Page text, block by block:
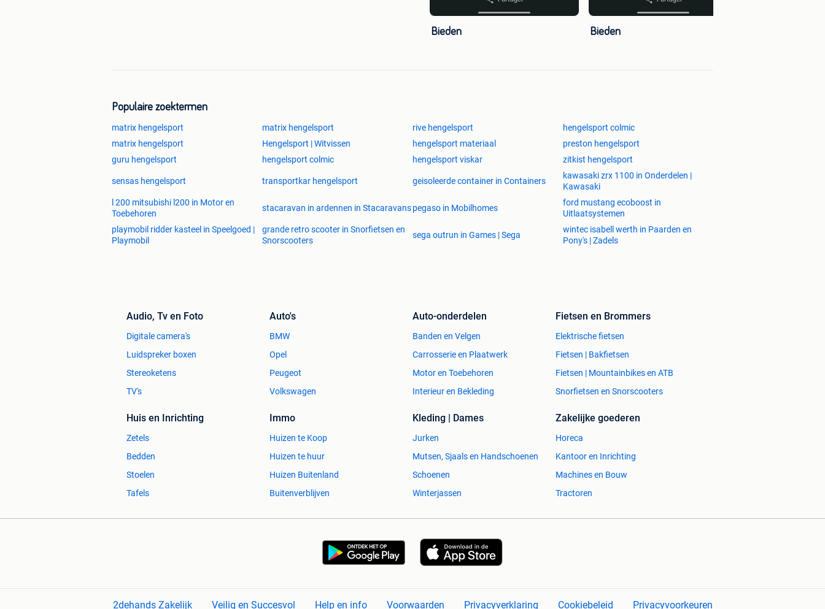
Bieden Bieden
Populaire zoektermen
matrix hengelsport matrix hengelsport rive hengelsport
hengelsport colmic
matrix hengelsport
Hengelsport | Witvissen hengelsport materiaal
preston hengelsport
guru hengelsport
hengelsport colmic hengelsport viskar zitkist hengelsport
sensas hengelsport transportkar hengelsport geisoleerde container in Containers
kawasaki zrx 1100 in Onderdelen |
Kawasaki
l 200 mitsubishi l200 in Motor en
Toebehoren
stacaravan in ardennen in Stacaravanspegaso in Mobilhomes
ford mustang ecoboost in
Uitlaatsystemen
playmobil ridder kasteel in Speelgoed |
Playmobil
grande retro scooter in Snorfietsen en
Snorscooters
sega outrun in Games | Sega
wintec isabell werth in Paarden en
Pony's | Zadels
Audio, Tv en Foto
Digitale camera's
Luidspreker boxen
Stereoketens
TV's
Auto's
BMW
Opel
Peugeot
Volkswagen
Auto-onderdelen
Banden en Velgen
Carrosserie en Plaatwerk
Motor en Toebehoren
Interieur en Bekleding
Fietsen en Brommers
Elektrische fietsen
Fietsen | Bakfietsen
Fietsen | Mountainbikes en ATB
Snorfietsen en Snorscooters
Huis en Inrichting
Zetels
Bedden
Stoelen
Tafels
Immo
Huizen te Koop
Huizen te huur
Huizen Buitenland
Buitenverblijven
Kleding | Dames
Jurken
Mutsen, Sjaals en Handschoenen
Schoenen
Winterjassen
Zakelijke goederen
Horeca
Kantoor en Inrichting
Machines en Bouw
Tractoren
2dehands Zakelijk Veilig en Succesvol Help en info Voorwaarden Privacyverklaring Cookiebeleid Privacyvoorkeuren